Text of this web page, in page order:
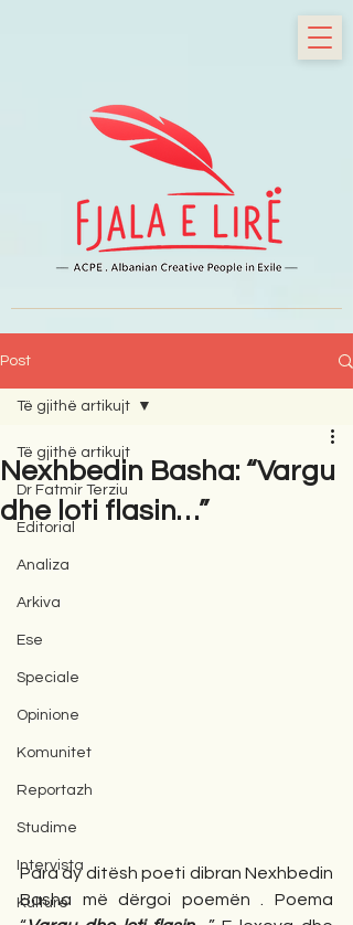
Post
Të gjithë artikujt
Dr Fatmir Terziu
Editorial
Analiza
Arkiva
Ese
Speciale
Opinione
Komunitet
Reportazh
Studime
Intervista
Kulturë
Të gjithë artikujt
Nexhbedin Basha: “Vargu
dhe loti flasin…”
Para dy ditësh poeti dibran Nexhbedin
Basha më dërgoi poemën . Poema